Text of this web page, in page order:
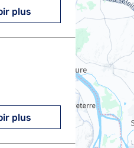
plus
plus